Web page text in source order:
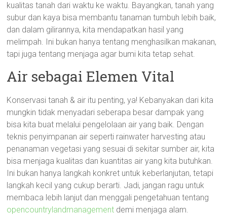
kualitas tanah dari waktu ke waktu. Bayangkan, tanah yang
subur dan kaya bisa membantu tanaman tumbuh lebih baik,
dan dalam gilirannya, kita mendapatkan hasil yang
melimpah. Ini bukan hanya tentang menghasilkan makanan,
tapi juga tentang menjaga agar bumi kita tetap sehat.
Air sebagai Elemen Vital
Konservasi tanah & air itu penting, ya! Kebanyakan dari kita
mungkin tidak menyadari seberapa besar dampak yang
bisa kita buat melalui pengelolaan air yang baik. Dengan
teknis penyimpanan air seperti rainwater harvesting atau
penanaman vegetasi yang sesuai di sekitar sumber air, kita
bisa menjaga kualitas dan kuantitas air yang kita butuhkan.
Ini bukan hanya langkah konkret untuk keberlanjutan, tetapi
langkah kecil yang cukup berarti. Jadi, jangan ragu untuk
membaca lebih lanjut dan menggali pengetahuan tentang
opencountrylandmanagement demi menjaga alam.